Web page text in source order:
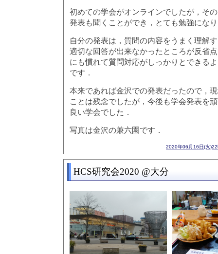
初めての学会がオンラインでしたが，そ
発表も聞くことができ，とても勉強にな
自分の発表は，質問の内容をうまく理解
適切な回答が出来なかったところが反省
にも慣れて質問対応がしっかりとできる
です．
本来であれば金沢での発表だったので，
ことは残念でしたが，今後も学会発表を
良い学会でした．
写真は金沢の兼六園です．
2020年06月16日(火
HCS研究会2020 @大分